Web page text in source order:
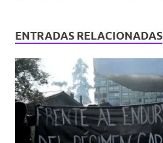
ENTRADAS RELACIONADAS